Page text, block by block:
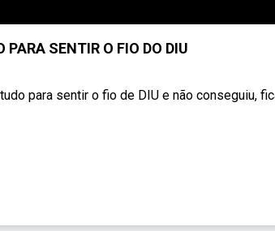
PARA SENTIR O FIO DO DIU
para sentir o fio de DIU e não conseguiu,